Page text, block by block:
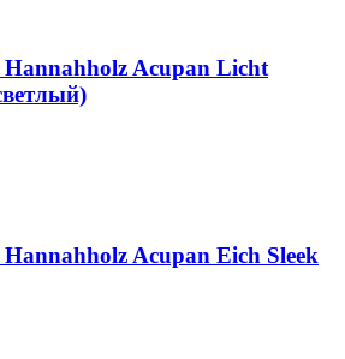
Acupan Licht
Acupan Eich Sleek